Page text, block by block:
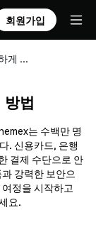
회원가입
Zeuz (ZEUZ) 안전하게 구매 및 보관
법
는 수백만 명
. 신용카드, 은행
결제 수단으로 안
강력한 보안으
정을 시작하고
요.